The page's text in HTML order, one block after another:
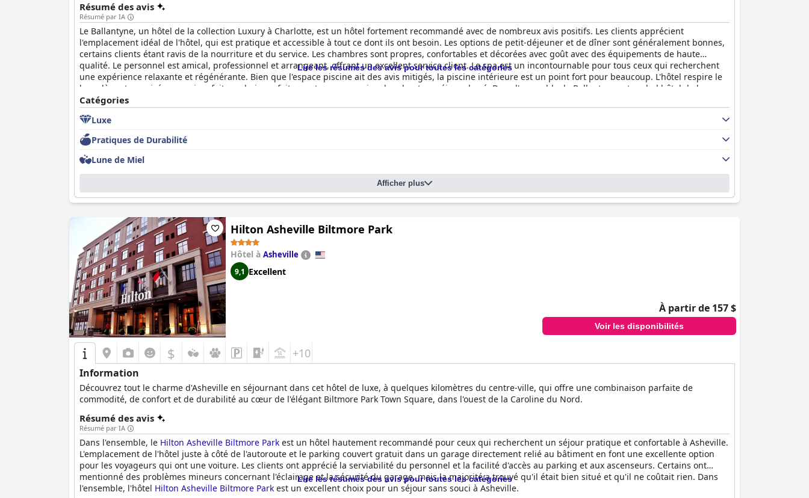
notamment le Spa at Ballantyne, des piscines intérieure et extérieure, un bain à remous, un centre de remise en forme et la location gratuite de vélos. Les
attractions à proximité comprennent le Whitewater Center ouvert toute l'année et le Charlotte Motor Speedway, ce qui fait du Ballantyne une destination idéale
pour une escapade mémorable.
Résumé des avis
Résumé par IA
Le Ballantyne, un hôtel de la collection Luxury à Charlotte, est un hôtel fortement recommandé avec de nombreux avis positifs. Les clients apprécient
l'emplacement idéal de l'hôtel, qui est pratique et accessible à tout ce dont ils ont besoin. Les options de petit-déjeuner et de dîner sont généralement bonnes,
certains clients étant ravis de la nourriture et du service. Les chambres sont propres, confortables et décorées avec goût avec des équipements de haute
qualité. Le personnel est amical, professionnel et arrangeant, offrant un excellent service client. Le spa est un incontournable pour tous ceux qui recherchent
une expérience relaxante et régénérante. Bien que l'espace piscine ait des avis mitigés, la piscine intérieure est un point fort pour beaucoup. L'hôtel respire le
luxe dès votre arrivée, ce qui en fait un choix parfait pour tous ceux qui recherchent un séjour choyé. Dans l'ensemble, le Ballantyne est un bel hôtel de luxe
que les clients recommandent vivement.
Lire les résumés des avis pour toutes les catégories
Catégories
Luxe
Pratiques de Durabilité
Lune de Miel
Afficher plus
Hilton Asheville Biltmore Park
Hôtel à Asheville
9,1 Excellent
À partir de 157 $
Voir les disponibilités
$ +10
Information
Découvrez tout le charme d'Asheville en séjournant dans cet hôtel de luxe, à quelques kilomètres du centre-ville, qui offre une combinaison parfaite de
commodité, de confort et de durabilité au cœur de l'élégant Biltmore Park Town Square, dans l'ouest de la Caroline du Nord.
Résumé des avis
Résumé par IA
Dans l'ensemble, le Hilton Asheville Biltmore Park est un hôtel hautement recommandé pour ceux qui recherchent un séjour pratique et confortable à Asheville.
L'emplacement de l'hôtel juste à côté de l'autoroute et le parking couvert gratuit dans un garage directement relié au bâtiment en font une excellente option
pour les voyageurs qui ont une voiture. Les clients ont apprécié la serviabilité du personnel et la facilité d'accès au parking et aux ascenseurs. Certains ont
mentionné des problèmes mineurs concernant l'éclairage et la sécurité du garage, mais la majorité a trouvé qu'il était bien situé et qu'il ne coûtait rien. Dans
l'ensemble, l'hôtel Hilton Asheville Biltmore Park est un excellent choix pour un séjour sans souci à Asheville.
Lire les résumés des avis pour toutes les catégories